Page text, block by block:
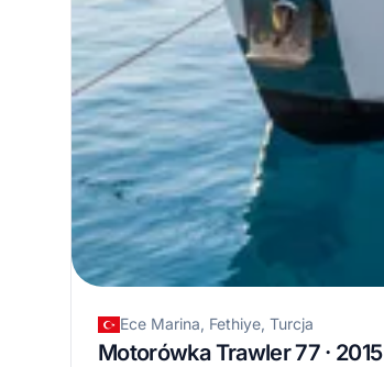
Ece Marina, Fethiye, Turcja
Motorówka Trawler 77 · 2015